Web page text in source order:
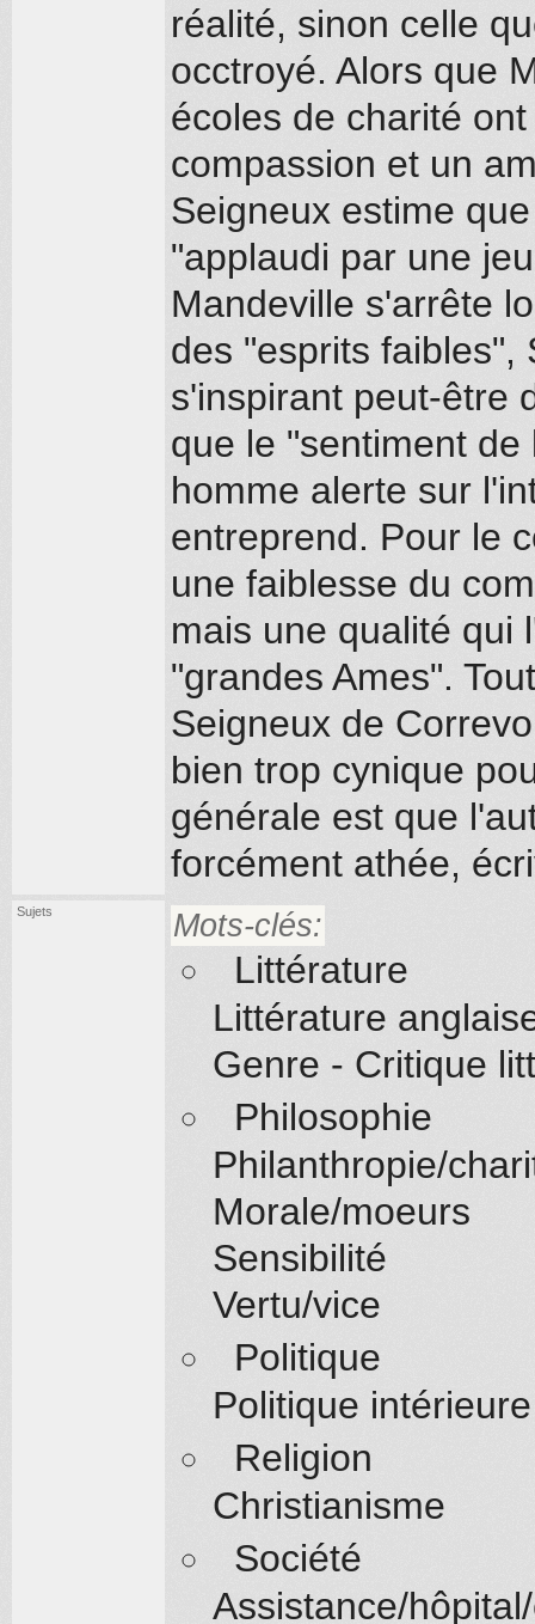
réalité, sinon celle
occtroyé. Alors que
écoles de charité
compassion et un
Seigneux estime
"applaudi par une
Mandeville s'arrête
des "esprits faibles",
s'inspirant peut-être
que le "sentiment
homme alerte sur
entreprend. Pour le
une faiblesse du
mais une qualité qui
"grandes Ames".
Seigneux de
bien trop cynique
générale est que
forcément athée,
Sujets Mots-clés:
Littérature
Littérature
Genre - Critique
Philosophie
Philanthropie/
Morale/moeurs
Sensibilité
Vertu/vice
Politique
Politique
Religion
Christianisme
Société
Assistance/